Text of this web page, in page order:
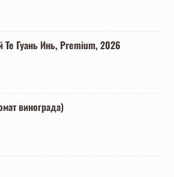
Те Гуань Инь, Premium, 2026
винограда)